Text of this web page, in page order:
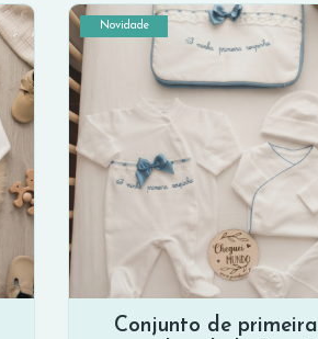
Novidade
Conjunto de primeira